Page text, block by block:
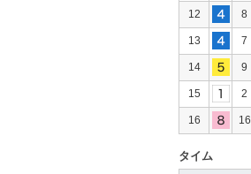
12 8
13 7
14 9
15 2
16 16
タイム